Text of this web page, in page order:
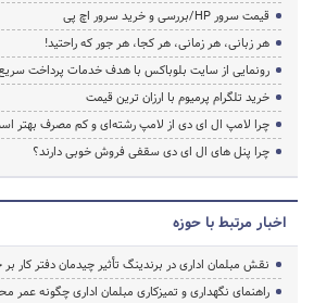
قیمت سرور HP/بررسی و خرید سرور اچ پی
هر زبانی، هر زمانی، هر کجا، هر جور که راحتید!
رونمایی از سایت بلوباکس با هدف خدمات پرداخت سریع
خرید تلگرام پرمیوم با ارزان ترین قیمت
چرا لامپ ال ای دی از لامپ رشته‌ای و کم مصرف بهتر
چرا پنل های ال ای دی سقفی فروش خوبی دارند؟
اخبار مرتبط با حوزه
نقش مبلمان اداری در برندینگ تأثیر چیدمان دفتر کار
راهنمای نگهداری و تمیزکاری مبلمان اداری چگونه عمر